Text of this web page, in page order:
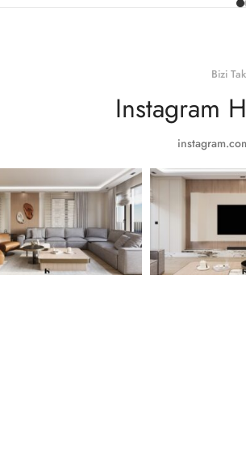
Bizi
Instagram